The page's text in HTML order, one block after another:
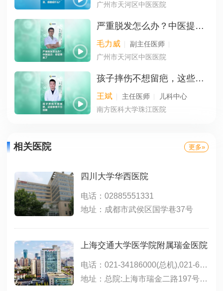
广州市天河区中医医院
严重脱发怎么办？中医提示：你该养血了
毛力威
副主任医师
广州市天河区中医医院
孩子摔伤不想留疤，这些事情千万别做
王斌 主任医师
儿科中心
南方医科大学珠江医院
相关医院 更多»
四川大学华西医院
电话：02885551331
地址：成都市武侯区国学巷37号
上海交通大学医学院附属瑞金医院
电话：021-34186000(总机),021-64370045(总机),021-64717398(远洋分院),021-67888999(北院)
地址：总院:上海市瑞金二路197号(永嘉路口);北院:嘉定区嘉定新城中心区(马陆镇)希望路999号;远洋分院:上海市徐汇区淮海中路1174号